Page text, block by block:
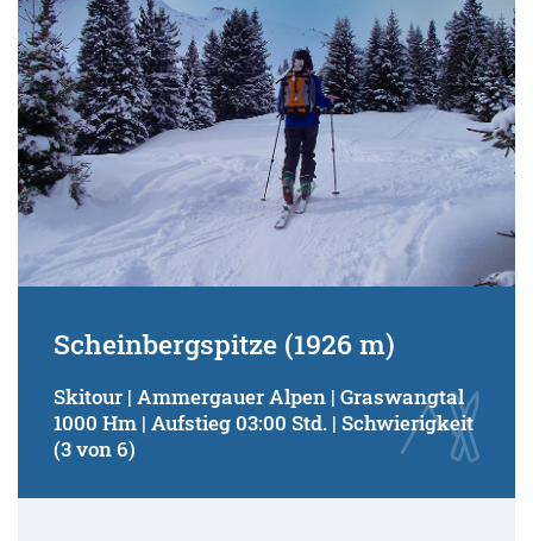
Scheinbergspitze (1926 m)
Skitour | Ammergauer Alpen | Graswangtal
1000 Hm | Aufstieg 03:00 Std. | Schwierigkeit
(3 von 6)